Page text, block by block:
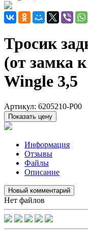
Тросик
(от замка
Wingle 3,5
Артикул: 6205210-P00
Показать цену
Информация
Отзывы
Файлы
Описание
Новый комментарий
Нет файлов